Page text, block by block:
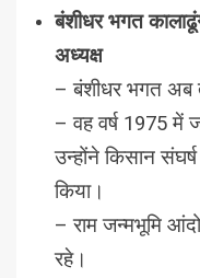
बंशीधर भगत
अध्यक्ष
– बंशीधर भगत अब
– वह वर्ष 1975 में
उन्होंने किसान
किया।
– राम जन्मभूमि
रहे।